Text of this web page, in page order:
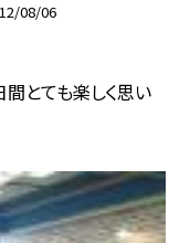
08/06
とても楽しく思い